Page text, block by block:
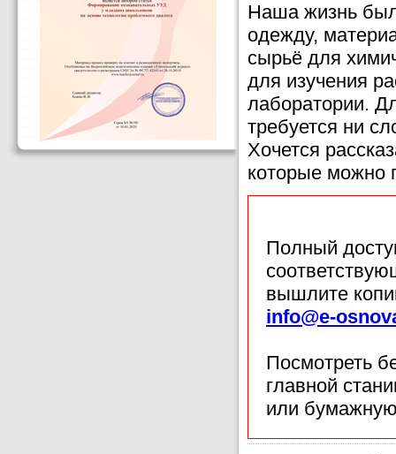
Наша жизнь
одежду,
сырьё для
для изучения
лаборатории.
требуется ни
Хочется
которые можно
Полный
вышлите
info@e-
Посмотреть
главной
или